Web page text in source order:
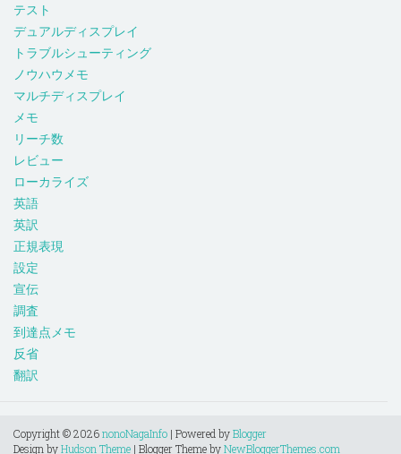
テスト
デュアルディスプレイ
トラブルシューティング
ノウハウメモ
マルチディスプレイ
メモ
リーチ数
レビュー
ローカライズ
英語
英訳
正規表現
設定
宣伝
調査
到達点メモ
反省
翻訳
Copyright ©2026nonoNagaInfo | Powered byBlogger
Design byHudson Theme | Blogger Theme byNewBloggerThemes.com